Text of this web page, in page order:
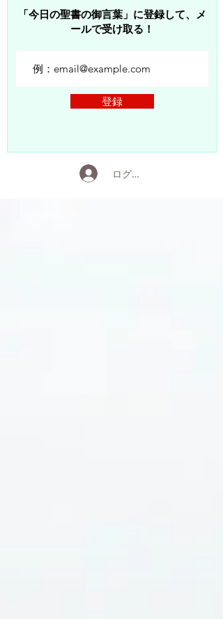
「今日の聖書の御言葉」に登録して、メ
ールで受け取る！
登録
ログイン